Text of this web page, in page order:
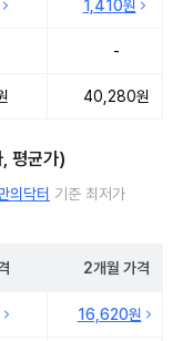
1,410원
-
40,280원
평균가)
의닥터 기준 최저가
2개월 가격
16,620원